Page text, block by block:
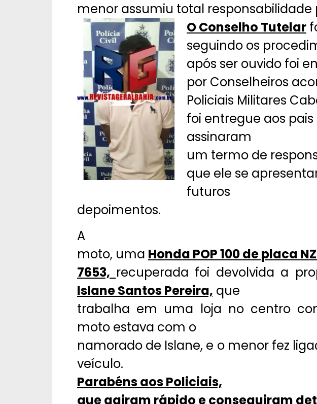
menor assumiu total responsabilidade
O Conselho Tutelar
seguindo os
após ser ouvido foi
por Conselheiros
Policiais Militares
foi entregue aos
assinaram
um termo de
que ele se
futuros
depoimentos.
A
moto, uma Honda POP 100 de placa
7653, recuperada foi devolvida a
Islane Santos Pereira, que
trabalha em uma loja no centro
moto estava com o
namorado de Islane, e o menor fez
veículo.
Parabéns aos Policiais,
que agiram rápido e conseguiram